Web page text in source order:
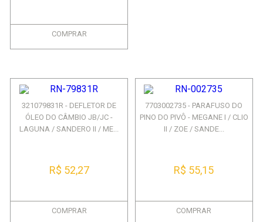
COMPRAR
321079831R - DEFLETOR DE
ÓLEO DO CÂMBIO JB/JC -
LAGUNA / SANDERO II / ME...
R$ 52,27
COMPRAR
7703002735 - PARAFUSO DO
PINO DO PIVÔ - MEGANE I / CLIO
II / ZOE / SANDE...
R$ 55,15
COMPRAR